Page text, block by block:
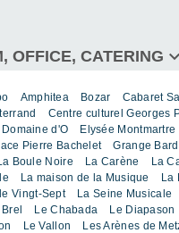
OFFICE, CATERING
Amphitea Bozar
Cabaret
Centre culturel Georges
Domaine d'O
Elysée Montmartre
Pierre Bachelet
Grange
Boule Noire La Carène
La
La maison de la Musique
La
Vingt-Sept
La Seine Musicale
Le Chabada
Le Diapason
Le Vallon
Les Arènes de